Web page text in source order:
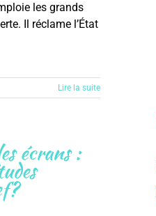
les grands
Il réclame l’État
Lire la suite
écrans :